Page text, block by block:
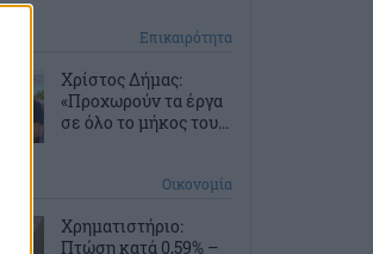
Επικαιρότητα
Χρίστος Δήμας:
«Προχωρούν τα έργα
σε όλο το μήκος του...
Οικονομία
Χρηματιστήριο:
Πτώση κατά 0,59% –